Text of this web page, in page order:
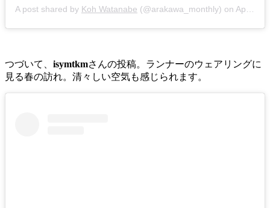
A post shared by Koh Watanabe (@arakawa_monthly) on Apr 7, 2019 at 1:02am PDT
つづいて、 isymtkmさんの投稿。ランナーのウェアリングに
見る春の訪れ。清々しい空気も感じられます。